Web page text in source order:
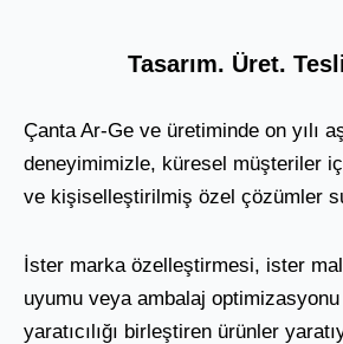
Tasarım. Üret.
Çanta Ar-Ge ve üretiminde on yılı
deneyimimizle, küresel müşteriler
ve kişiselleştirilmiş özel çözümler
İster marka özelleştirmesi, ister
uyumu veya ambalaj
yaratıcılığı birleştiren ürünler